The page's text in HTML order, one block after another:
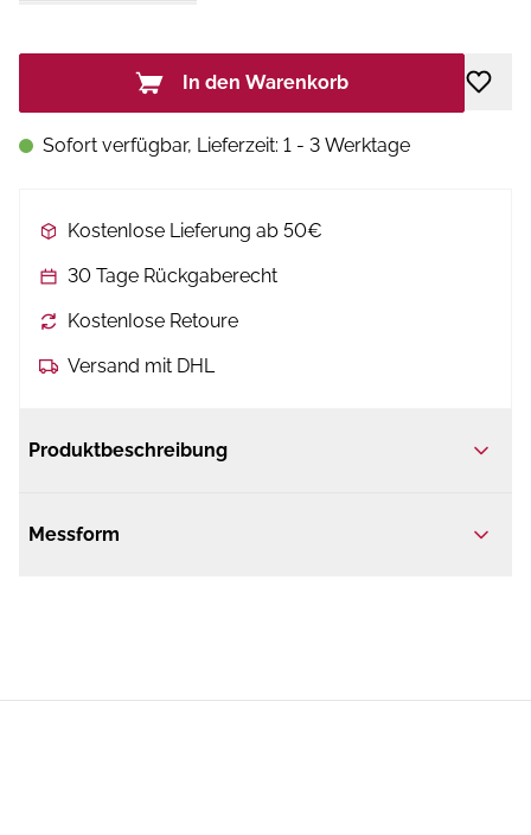
In den Warenkorb
Sofort verfügbar, Lieferzeit: 1 - 3 Werktage
Kostenlose Lieferung ab 50€
30 Tage Rückgaberecht
Kostenlose Retoure
Versand mit DHL
Produktbeschreibung
Messform